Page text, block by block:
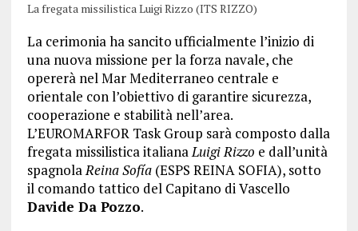
La fregata missilistica Luigi Rizzo (ITS RIZZO)
La cerimonia ha sancito ufficialmente l’inizio di
una nuova missione per la forza navale, che
opererà nel Mar Mediterraneo centrale e
orientale con l’obiettivo di garantire sicurezza,
cooperazione e stabilità nell’area.
L’EUROMARFOR Task Group sarà composto dalla
fregata missilistica italianaLuigi Rizzo e dall’unità
spagnolaReina Sofía(ESPS REINA SOFIA), sotto
il comando tattico del Capitano di Vascello
Davide Da Pozzo.